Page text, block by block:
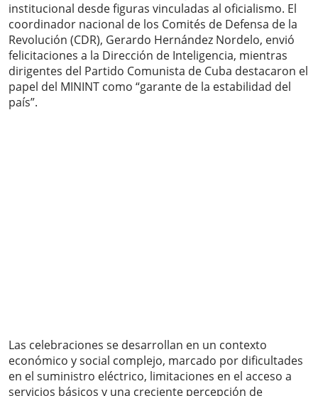
institucional desde figuras vinculadas al oficialismo. El
coordinador nacional de los Comités de Defensa de la
Revolución (CDR), Gerardo Hernández Nordelo, envió
felicitaciones a la Dirección de Inteligencia, mientras
dirigentes del Partido Comunista de Cuba destacaron el
papel del MININT como “garante de la estabilidad del
país”.
Las celebraciones se desarrollan en un contexto
económico y social complejo, marcado por dificultades
en el suministro eléctrico, limitaciones en el acceso a
servicios básicos y una creciente percepción de